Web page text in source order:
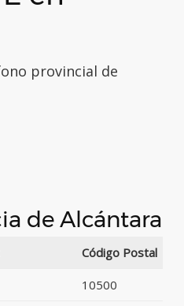
provincial de
de Alcántara
Código Postal
10500